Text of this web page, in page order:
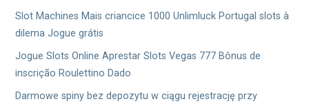
Slot Machines Mais criancice 1000 Unlimluck Portugal slots à
dilema Jogue grátis
Jogue Slots Online Aprestar Slots Vegas 777 Bônus de
inscrição Roulettino Dado
Darmowe spiny bez depozytu w ciągu rejestrację przy